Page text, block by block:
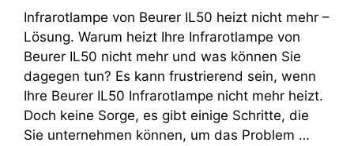
Infrarotlampe von Beurer IL50 heizt nicht mehr –
Lösung. Warum heizt Ihre Infrarotlampe von
Beurer IL50 nicht mehr und was können Sie
dagegen tun? Es kann frustrierend sein, wenn
Ihre Beurer IL50 Infrarotlampe nicht mehr heizt.
Doch keine Sorge, es gibt einige Schritte, die
Sie unternehmen können, um das Problem …